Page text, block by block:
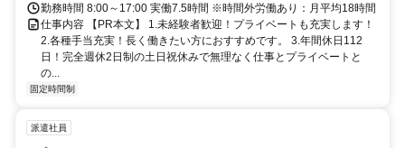
勤務時間 8:00～17:00 実働7.5時間 ※時間外労働あり：月平均18時間
仕事内容 【PR本文】 1.未経験者歓迎！プライベートも充実します！
2.各種手当充実！長く働きたい方におすすめです。 3.年間休日112
日！完全週休2日制の土日祝休みで無理なく仕事とプライベートと
の...
固定時間制
派遣社員